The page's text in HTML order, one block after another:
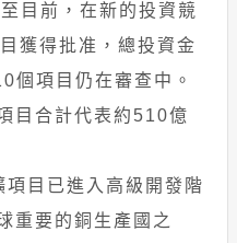
目前，在新的投資競
獲得批准，總投資金
個項目仍在審查中。
目合計代表約510億
項目已進入高級開發階
重要的銅生產國之